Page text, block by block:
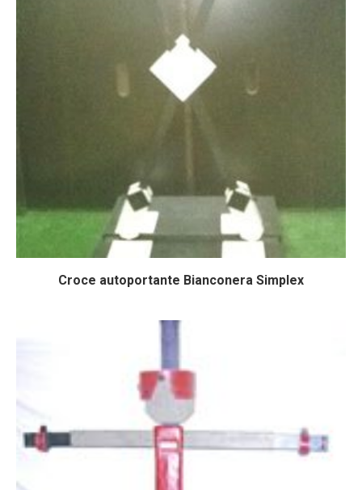
Croce autoportante Bianconera Simplex